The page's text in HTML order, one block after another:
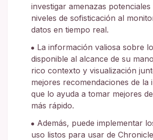
investigar amenazas
niveles de sofisticación al
datos en tiempo real.
La información valiosa sobre
disponible al alcance de su
rico contexto y visualización
mejores recomendaciones de la
que lo ayuda a tomar mejores
más rápido.
Además, puede implementar
uso listos para usar de